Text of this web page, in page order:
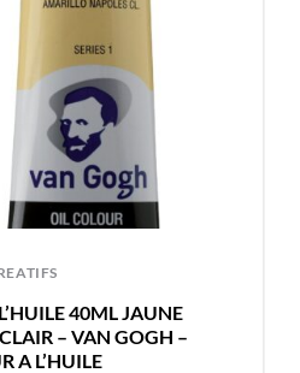
40ML JAUNE
– VAN GOGH –
A L’HUILE